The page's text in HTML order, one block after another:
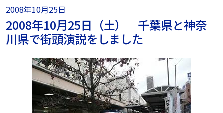
2008年10月25日
2008年10月25日（土） 千葉県と神奈
川県で街頭演説をしました